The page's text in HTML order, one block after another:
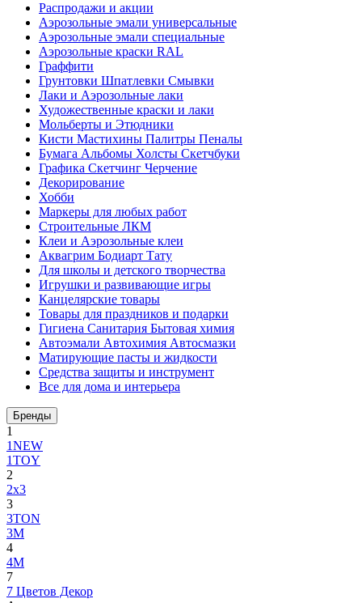
Распродажи и акции
Аэрозольные эмали универсальные
Аэрозольные эмали специальные
Аэрозольные краски RAL
Граффити
Грунтовки Шпатлевки Смывки
Лаки и Аэрозольные лаки
Художественные краски и лаки
Мольберты и Этюдники
Кисти Мастихины Палитры Пеналы
Бумага Альбомы Холсты Скетчбуки
Графика Скетчинг Черчение
Декорирование
Хобби
Маркеры для любых работ
Строительные ЛКМ
Клеи и Аэрозольные клеи
Аквагрим Бодиарт Тату
Для школы и детского творчества
Игрушки и развивающие игры
Канцелярские товары
Товары для праздников и подарки
Гигиена Санитария Бытовая химия
Автоэмали Автохимия Автосмазки
Матирующие пасты и жидкости
Средства защиты и инструмент
Все для дома и интерьера
Бренды
1
1NEW
1TOY
2
2x3
3
3TON
3М
4
4M
7
7 Цветов Декор